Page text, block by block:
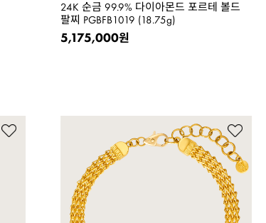
24K 순금 99.9% 다이아몬드 포르테 볼드
팔찌 PGBFB1019 (18.75g)
5,175,000원